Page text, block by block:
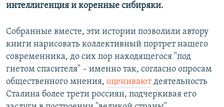
интеллигенция и коренные сибиряки.
Собранные вместе, эти истории позволили автору
книги нарисовать коллективный портрет нашего
современника, до сих пор находящегося "под
гнетом спасителя" – именно так, согласно опросам
общественного мнения, оцениваютдеятельность
Сталина более трети россиян, подчеркивая его